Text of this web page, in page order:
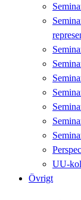
UU-
Övrigt